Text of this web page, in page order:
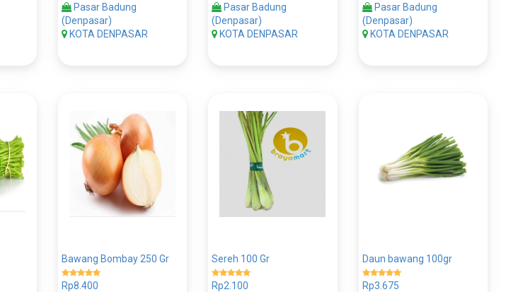
Pasar Badung
(Denpasar)
KOTA DENPASAR
Pasar Badung
(Denpasar)
KOTA DENPASAR
Pasar Badung
(Denpasar)
KOTA DENPASAR
Bawang Bombay 250 Gr
Rp8.400
Sereh 100 Gr
Rp2.100
Daun bawang 100gr
Rp3.675